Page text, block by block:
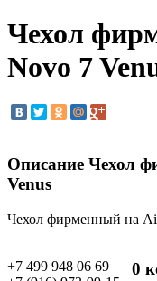
Чехол
Novo 7
Описание Чехол
Venus
Чехол фирменный на
0
+7 499 948 06 69